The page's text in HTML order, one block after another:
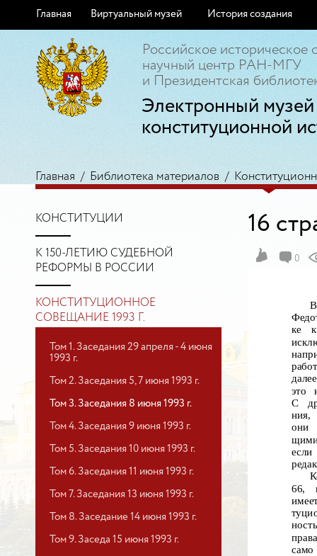
Главная Виртуальный музей История создания
Российское историческое
научный центр РАН-МГУ
и Президентская
Электронный музей
конституционной
Главная / Библиотека материалов /
КОНСТИТУЦИИ
К 150-ЛЕТИЮ СУДЕБНОЙ
РЕФОРМЫ В РОССИИ
КОНСТИТУЦИОННОЕ
СОВЕЩАНИЕ 1993 Г.
Том 1. Заседания 29 апреля - 4 июня
1993 г.
Том 2. Заседания 5, 7 июня 1993 г.
Том 3. Заседания 8 июня 1993 г.
Том 4. Заседания 9 июня 1993 г.
Том 5. Заседания 10 июня 1993 г.
Том 6. Заседания 11 июня 1993 г.
Том 7. Заседания 13 июня 1993 г.
Том 8. Заседание 14 июня 1993 г.
Том 9. Заседа 15 июня 1993 г.
16
0
ке
к
это
С
ния,
они
если
66,
ность